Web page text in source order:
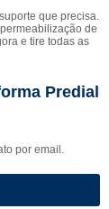
que precisa.
de
e tire todas as
Predial
por email.